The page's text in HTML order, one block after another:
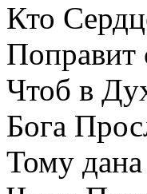
Кто
Поправит
Чтоб в
Бога
Тому дана